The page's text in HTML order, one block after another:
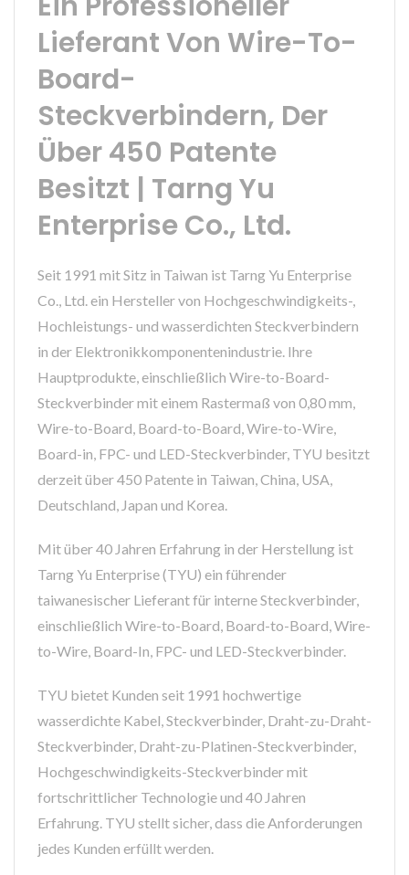
Lieferant Von Wire-To-
Board-
Steckverbindern, Der
Über 450 Patente
Besitzt | Tarng Yu
Enterprise Co., Ltd.
Seit 1991 mit Sitz in Taiwan ist Tarng Yu Enterprise
Co., Ltd. ein Hersteller von Hochgeschwindigkeits-,
Hochleistungs- und wasserdichten Steckverbindern
in der Elektronikkomponentenindustrie. Ihre
Hauptprodukte, einschließlich Wire-to-Board-
Steckverbinder mit einem Rastermaß von 0,80 mm,
Wire-to-Board, Board-to-Board, Wire-to-Wire,
Board-in, FPC- und LED-Steckverbinder, TYU besitzt
derzeit über 450 Patente in Taiwan, China, USA,
Deutschland, Japan und Korea.
Mit über 40 Jahren Erfahrung in der Herstellung ist
Tarng Yu Enterprise (TYU) ein führender
taiwanesischer Lieferant für interne Steckverbinder,
einschließlich Wire-to-Board, Board-to-Board, Wire-
to-Wire, Board-In, FPC- und LED-Steckverbinder.
TYU bietet Kunden seit 1991 hochwertige
wasserdichte Kabel, Steckverbinder, Draht-zu-Draht-
Steckverbinder, Draht-zu-Platinen-Steckverbinder,
Hochgeschwindigkeits-Steckverbinder mit
fortschrittlicher Technologie und 40 Jahren
Erfahrung. TYU stellt sicher, dass die Anforderungen
jedes Kunden erfüllt werden.